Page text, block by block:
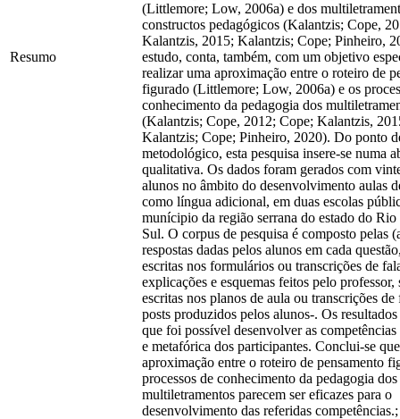
Resumo
(Littlemore; Low, 2006a) e dos
constructos pedagógicos (Kalantzis; Cope,
Kalantzis, 2015; Kalantzis; Cope; Pinheiro,
estudo, conta, também, com um objetivo
realizar uma aproximação entre o roteiro de
figurado (Littlemore; Low, 2006a) e os
conhecimento da pedagogia dos
(Kalantzis; Cope, 2012; Cope; Kalantzis,
Kalantzis; Cope; Pinheiro, 2020). Do ponto
metodológico, esta pesquisa insere-se numa
qualitativa. Os dados foram gerados com
alunos no âmbito do desenvolvimento aulas
como língua adicional, em duas escolas
munícipio da região serrana do estado do
Sul. O corpus de pesquisa é composto pelas
respostas dadas pelos alunos em cada
escritas nos formulários ou transcrições de
explicações e esquemas feitos pelo professor,
escritas nos planos de aula ou transcrições
posts produzidos pelos alunos-. Os
que foi possível desenvolver as
e metafórica dos participantes. Conclui-se
aproximação entre o roteiro de pensamento
processos de conhecimento da pedagogia dos
multiletramentos parecem ser eficazes para o
desenvolvimento das referidas competências.;